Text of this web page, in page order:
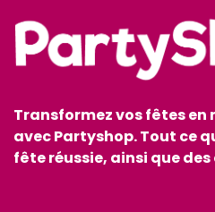
Transformez vos fêtes
avec Partyshop. Tout ce
fête réussie, ainsi que